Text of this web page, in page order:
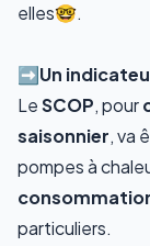
elles🤓.
➡️Un
LeSCOP, pour
saisonnier, va
pompes à
particuliers.